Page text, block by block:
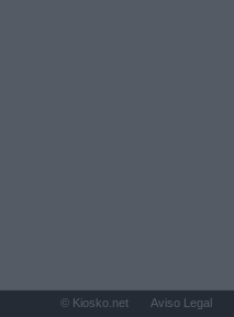
© Kiosko.net Aviso Legal